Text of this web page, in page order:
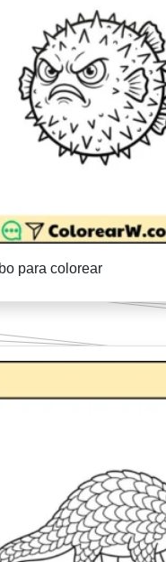
para colorear